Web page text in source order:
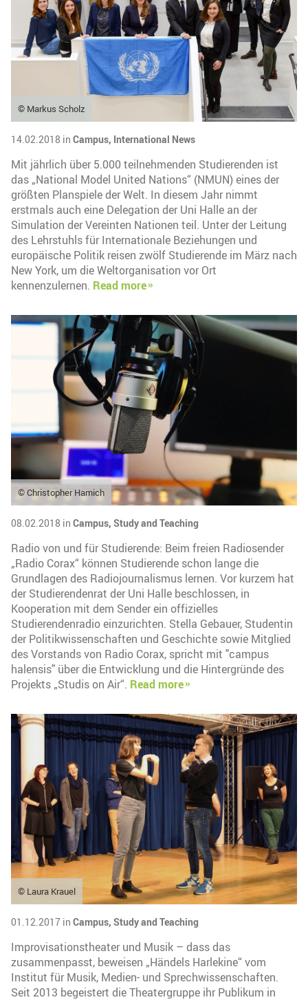
© Markus Scholz
14.02.2018 in Campus, International News
Mit jährlich über 5.000 teilnehmenden Studierenden ist
das „National Model United Nations“ (NMUN) eines der
größten Planspiele der Welt. In diesem Jahr nimmt
erstmals auch eine Delegation der Uni Halle an der
Simulation der Vereinten Nationen teil. Unter der Leitung
des Lehrstuhls für Internationale Beziehungen und
europäische Politik reisen zwölf Studierende im März nach
New York, um die Weltorganisation vor Ort
kennenzulernen. Read more
© Christopher Hamich
08.02.2018 in Campus, Study and Teaching
Radio von und für Studierende: Beim freien Radiosender
„Radio Corax“ können Studierende schon lange die
Grundlagen des Radiojournalismus lernen. Vor kurzem hat
der Studierendenrat der Uni Halle beschlossen, in
Kooperation mit dem Sender ein offizielles
Studierendenradio einzurichten. Stella Gebauer, Studentin
der Politikwissenschaften und Geschichte sowie Mitglied
des Vorstands von Radio Corax, spricht mit "campus
halensis" über die Entwicklung und die Hintergründe des
Projekts „Studis on Air“. Read more
© Laura Krauel
01.12.2017 in Campus, Study and Teaching
Improvisationstheater und Musik – dass das
zusammenpasst, beweisen „Händels Harlekine“ vom
Institut für Musik, Medien- und Sprechwissenschaften.
Seit 2013 begeistert die Theatergruppe ihr Publikum in